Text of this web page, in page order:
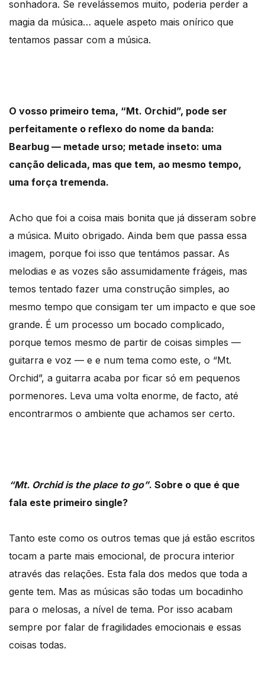
sonhadora. Se revelássemos muito, poderia perder a
magia da música… aquele aspeto mais onírico que
tentamos passar com a música.
O vosso primeiro tema, “Mt. Orchid”, pode ser
perfeitamente o reflexo do nome da banda:
Bearbug — metade urso; metade inseto: uma
canção delicada, mas que tem, ao mesmo tempo,
uma força tremenda.
Acho que foi a coisa mais bonita que já disseram sobre
a música. Muito obrigado. Ainda bem que passa essa
imagem, porque foi isso que tentámos passar. As
melodias e as vozes são assumidamente frágeis, mas
temos tentado fazer uma construção simples, ao
mesmo tempo que consigam ter um impacto e que soe
grande. É um processo um bocado complicado,
porque temos mesmo de partir de coisas simples —
guitarra e voz — e e num tema como este, o “Mt.
Orchid”, a guitarra acaba por ficar só em pequenos
pormenores. Leva uma volta enorme, de facto, até
encontrarmos o ambiente que achamos ser certo.
“Mt. Orchid is the place to go”. Sobre o que é que
fala este primeiro single?
Tanto este como os outros temas que já estão escritos
tocam a parte mais emocional, de procura interior
através das relações. Esta fala dos medos que toda a
gente tem. Mas as músicas são todas um bocadinho
para o melosas, a nível de tema. Por isso acabam
sempre por falar de fragilidades emocionais e essas
coisas todas.